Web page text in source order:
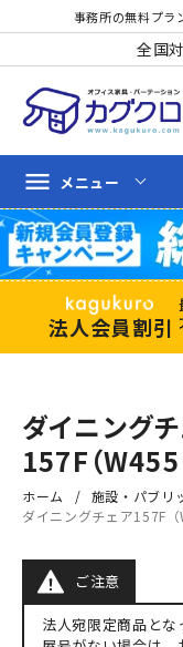
事務所の無料プラ
全国
menu メニュー
法人会員割引
ダイニング
157F（
ホーム 施設・パブリ
ダイニングチェア157F
ご注意
法人宛限定商品とな